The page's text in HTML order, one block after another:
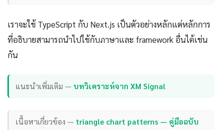
เราจะใช้ TypeScript กับ Next.js เป็นตัวอย่างหลักแต่หลักการ
ที่อธิบายสามารถนำไปใช้กับภาษาและ framework อื่นได้เช่น
กัน
แนะนำเพิ่มเติม — บทวิเคราะห์จาก XM Signal
เนื้อหาเกี่ยวข้อง — triangle chart patterns — คู่มือฉบับ